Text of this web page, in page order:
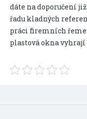
dáte na doporučení
řadu kladných
práci firemních
plastová okna vyhrají